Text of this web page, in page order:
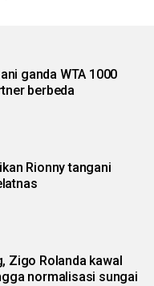
ganda WTA 1000
berbeda
Rionny tangani
Zigo Rolanda kawal
normalisasi sungai